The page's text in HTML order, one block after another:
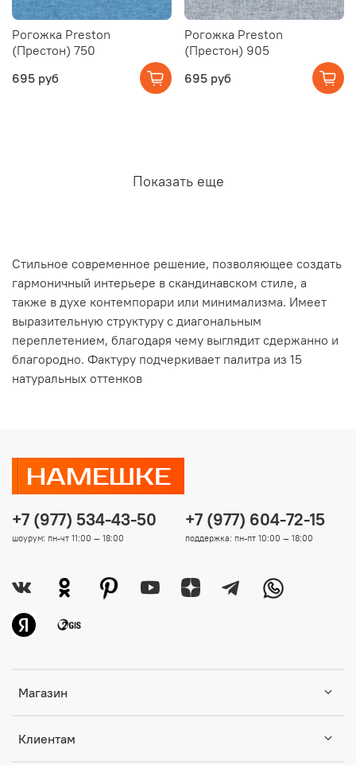
Рогожка Preston
(Престон) 750
695 руб
Рогожка Preston
(Престон) 905
695 руб
Показать еще
Стильное современное решение, позволяющее создать
гармоничный интерьере в скандинавском стиле, а
также в духе контемпорари или минимализма. Имеет
выразительную структуру с диагональным
переплетением, благодаря чему выглядит сдержанно и
благородно. Фактуру подчеркивает палитра из 15
натуральных оттенков
Магазин
Клиентам
+7 (977) 534-43-50
шоурум: пн-чт 11:00 — 18:00
+7 (977) 604-72-15
поддержка: пн-пт 10:00 — 18:00